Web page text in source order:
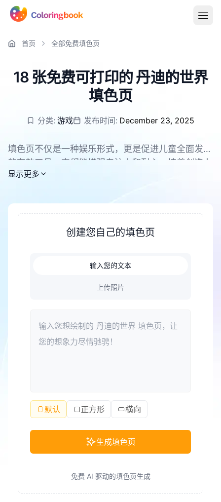
首页 全部免费填色页
18 张免费可打印的 丹迪的世界
填色页
分类: 游戏 发布时间: December 23, 2025
填色页不仅是一种娱乐形式，更是促进儿童全面发展
的有效工具。它们能增强专注力和耐心，培养创造力
和想象力。在填色过程中，儿童的手眼协调能力和精
孩子放松的好方法。填色还能增强色彩识别能力，提
升审美情趣。对于成年人来说，填色也是放松和缓解
压力的好方式。此外，填色可以成为家庭成员共度美
好时光、增进亲子关系的纽带。
所有 丹迪的世界 填色页均可免费下载，支持 PDF 和
显示更多
创建您自己的填色页
输入您的文本
上传照片
默认 正方形 横向
生成填色页
免费 AI 驱动的填色页生成